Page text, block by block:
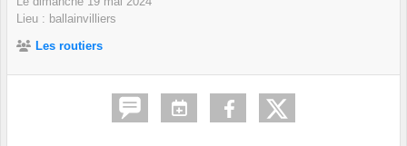
Lieu : ballainvilliers
Les routiers